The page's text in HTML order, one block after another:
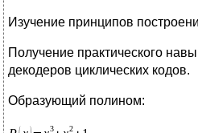
Изучение принципов
Получение практического
декодеров циклических кодов.
Образующий полином: